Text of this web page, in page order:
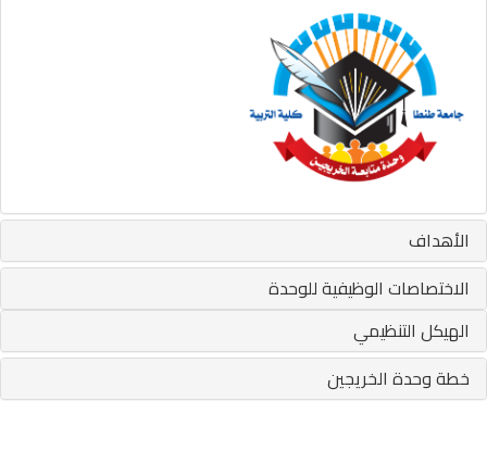
الأهداف
الاختصاصات الوظيفية للوحدة
الهيكل التنظيمي
خطة وحدة الخريجين